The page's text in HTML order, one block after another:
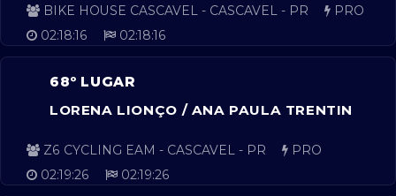
BIKE HOUSE CASCAVEL - CASCAVEL - PR
PRO
02:18:16
02:18:16
68º LUGAR
LORENA LIONÇO / ANA PAULA TRENTIN
Z6 CYCLING EAM - CASCAVEL - PR
PRO
02:19:26
02:19:26